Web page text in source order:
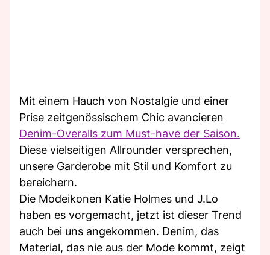
Mit einem Hauch von Nostalgie und einer
Prise zeitgenössischem Chic avancieren
Denim-Overalls zum Must-have der Saison.
Diese vielseitigen Allrounder versprechen,
unsere Garderobe mit Stil und Komfort zu
bereichern.
Die Modeikonen Katie Holmes und J.Lo
haben es vorgemacht, jetzt ist dieser Trend
auch bei uns angekommen. Denim, das
Material, das nie aus der Mode kommt, zeigt